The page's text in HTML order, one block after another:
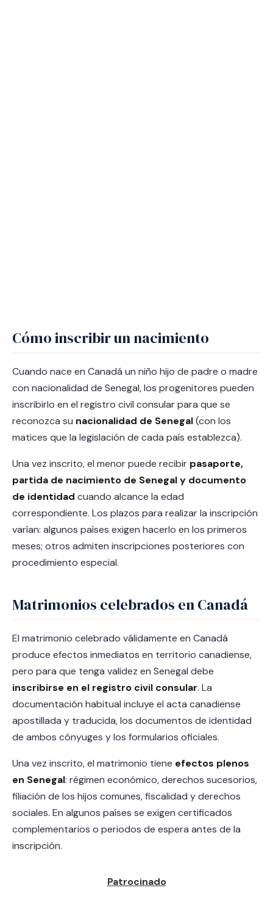
Cómo inscribir un nacimiento
Cuando nace en Canadá un niño hijo de padre o madre
con nacionalidad de Senegal, los progenitores pueden
inscribirlo en el registro civil consular para que se
reconozca su nacionalidad de Senegal(con los
matices que la legislación de cada país establezca).
Una vez inscrito, el menor puede recibir pasaporte,
partida de nacimiento de Senegal y documento
de identidad cuando alcance la edad
correspondiente. Los plazos para realizar la inscripción
varían: algunos países exigen hacerlo en los primeros
meses; otros admiten inscripciones posteriores con
procedimiento especial.
Matrimonios celebrados en Canadá
El matrimonio celebrado válidamente en Canadá
produce efectos inmediatos en territorio canadiense,
pero para que tenga validez en Senegal debe
inscribirse en el registro civil consular. La
documentación habitual incluye el acta canadiense
apostillada y traducida, los documentos de identidad
de ambos cónyuges y los formularios oficiales.
Una vez inscrito, el matrimonio tiene efectos plenos
en Senegal: régimen económico, derechos sucesorios,
filiación de los hijos comunes, fiscalidad y derechos
sociales. En algunos países se exigen certificados
complementarios o periodos de espera antes de la
inscripción.